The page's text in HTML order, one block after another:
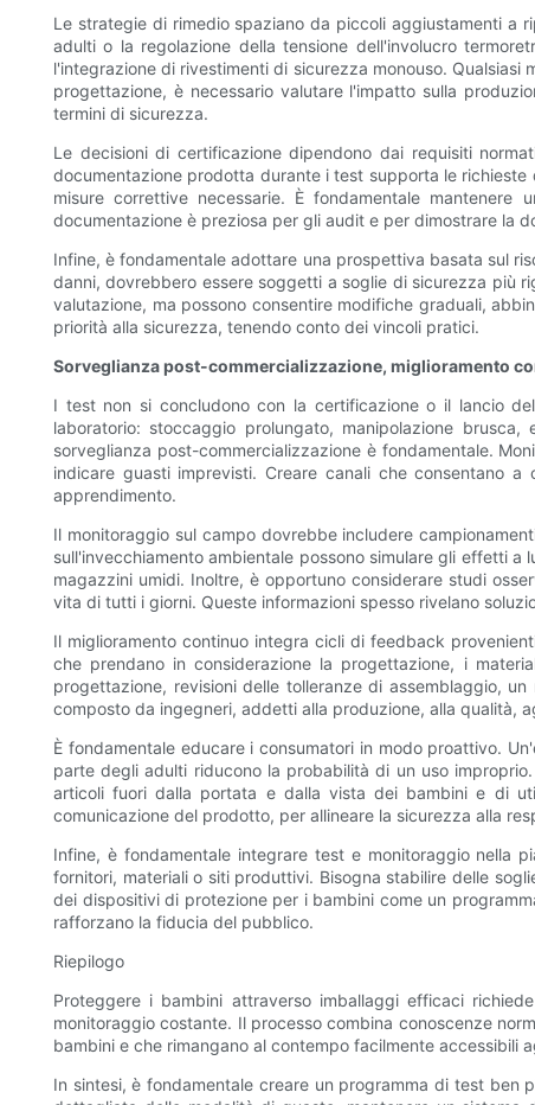
Le strategie di rimedio spaziano da piccoli aggiustamenti a
adulti o la regolazione della tensione dell'involucro
l'integrazione di rivestimenti di sicurezza monouso.
progettazione, è necessario valutare l'impatto sulla
termini di sicurezza.
Le decisioni di certificazione dipendono dai requisiti
documentazione prodotta durante i test supporta le
misure correttive necessarie. È fondamentale
documentazione è preziosa per gli audit e per dimostrare la
Infine, è fondamentale adottare una prospettiva basata sul
danni, dovrebbero essere soggetti a soglie di sicurezza più
valutazione, ma possono consentire modifiche graduali,
priorità alla sicurezza, tenendo conto dei vincoli pratici.
Sorveglianza post-commercializzazione, miglioramento
I test non si concludono con la certificazione o il lancio
laboratorio: stoccaggio prolungato, manipolazione
sorveglianza post-commercializzazione è fondamentale.
indicare guasti imprevisti. Creare canali che consentano
apprendimento.
Il monitoraggio sul campo dovrebbe includere
sull'invecchiamento ambientale possono simulare gli effetti
magazzini umidi. Inoltre, è opportuno considerare studi
vita di tutti i giorni. Queste informazioni spesso rivelano
Il miglioramento continuo integra cicli di feedback
che prendano in considerazione la progettazione, i
progettazione, revisioni delle tolleranze di assemblaggio,
composto da ingegneri, addetti alla produzione, alla qualità,
È fondamentale educare i consumatori in modo proattivo.
parte degli adulti riducono la probabilità di un uso
articoli fuori dalla portata e dalla vista dei bambini e di
comunicazione del prodotto, per allineare la sicurezza alla
Infine, è fondamentale integrare test e monitoraggio nella
fornitori, materiali o siti produttivi. Bisogna stabilire delle
dei dispositivi di protezione per i bambini come un
rafforzano la fiducia del pubblico.
Riepilogo
Proteggere i bambini attraverso imballaggi efficaci
monitoraggio costante. Il processo combina conoscenze
bambini e che rimangano al contempo facilmente accessibili
In sintesi, è fondamentale creare un programma di test ben